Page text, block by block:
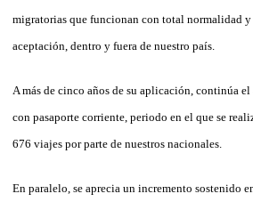
migratorias que funcionan con total normalidad
aceptación, dentro y fuera de nuestro país.
A más de cinco años de su aplicación, continúa
con pasaporte corriente, periodo en el que se
676 viajes por parte de nuestros nacionales.
En paralelo, se aprecia un incremento sostenido